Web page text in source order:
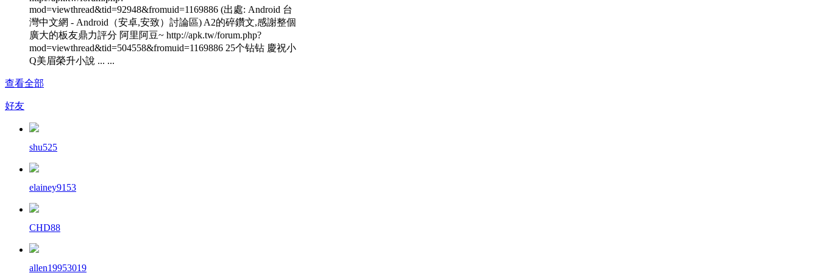
mod=viewthread&tid=92948&fromuid=1169886 (出處: Android 台
灣中文網 - Android（安卓,安致）討論區) A2的碎鑽文,感謝整個
廣大的板友鼎力評分 阿里阿豆~ http://apk.tw/forum.php?
mod=viewthread&tid=504558&fromuid=1169886 25个钻钻 慶祝小
Q美眉榮升小說 ... ...
查看全部
好友
shu525
elainey9153
CHD88
allen19953019